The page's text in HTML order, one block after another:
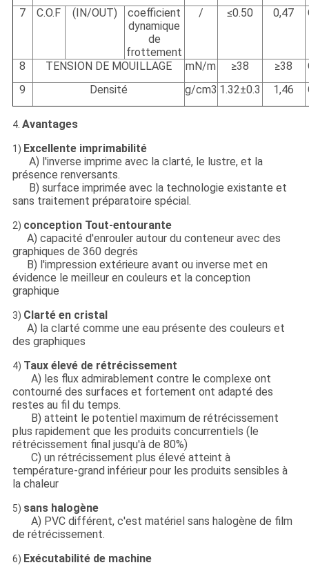
7
C.O.F (IN/OUT)
coefficient
dynamique
de
frottement
/ ≤0.50 0,47
8 TENSION DE MOUILLAGE mN/m ≥38 ≥38
9
Densité g/cm3 1.32±0.3 1,46
4. Avantages
1) Excellente imprimabilité
A) l'inverse imprime avec la clarté, le lustre, et la
présence renversants.
B) surface imprimée avec la technologie existante et
sans traitement préparatoire spécial.
2) conception Tout-entourante
A) capacité d'enrouler autour du conteneur avec des
graphiques de 360 degrés
B) l'impression extérieure avant ou inverse met en
évidence le meilleur en couleurs et la conception
graphique
3) Clarté en cristal
A) la clarté comme une eau présente des couleurs et
des graphiques
4) Taux élevé de rétrécissement
A) les flux admirablement contre le complexe ont
contourné des surfaces et fortement ont adapté des
restes au fil du temps.
B) atteint le potentiel maximum de rétrécissement
plus rapidement que les produits concurrentiels (le
rétrécissement final jusqu'à de 80%)
C) un rétrécissement plus élevé atteint à
température-grand inférieur pour les produits sensibles à
la chaleur
5) sans halogène
A) PVC différent, c'est matériel sans halogène de film
de rétrécissement.
6) Exécutabilité de machine